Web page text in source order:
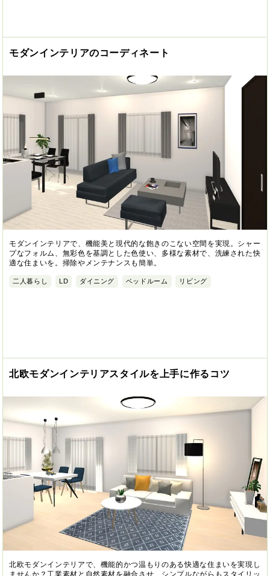
モダンインテリアのコーディネート
モダンインテリアで、機能美と現代的な飽きのこない空間を実現。シャー
プなフォルム、無彩色を基調とした色使い、多様な素材で、洗練された快
適な住まいを。掃除やメンテナンスも簡単。
二人暮らし LD ダイニング ベッドルーム リビング
北欧モダンインテリアスタイルを上手に作るコツ
北欧モダンインテリアで、機能的かつ温もりのある快適な住まいを実現し